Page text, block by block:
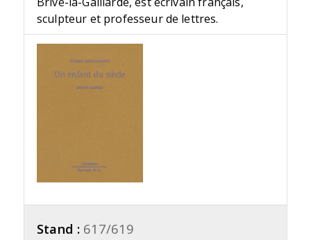
sculpteur et professeur de lettres.
Stand : 617/619